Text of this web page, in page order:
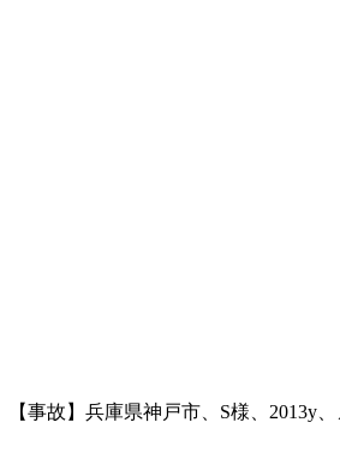
【事故】兵庫県神戸市、S様、2013y